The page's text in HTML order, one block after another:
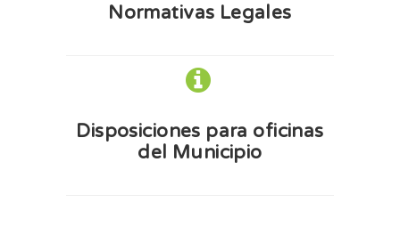
Normativas Legales
Disposiciones para oficinas
del Municipio